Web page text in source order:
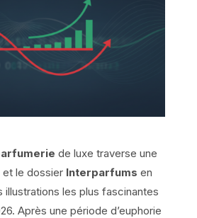
de luxe traverse une
et le dossier Interparfums en
illustrations les plus fascinantes
Après une période d’euphorie